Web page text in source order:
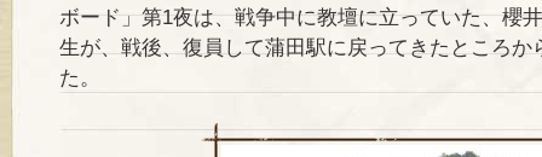
ボード」第1夜は、戦争中に教壇に立っていた、櫻
生が、戦後、復員して蒲田駅に戻ってきたところか
た。